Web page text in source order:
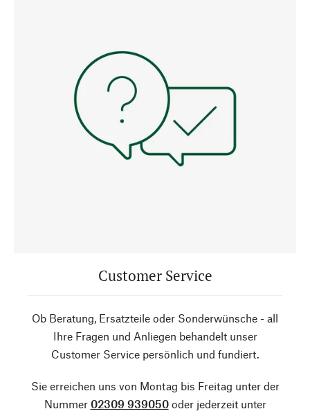
Customer Service
Ob Beratung, Ersatzteile oder Sonderwünsche - all
Ihre Fragen und Anliegen behandelt unser
Customer Service persönlich und fundiert.
Sie erreichen uns von Montag bis Freitag unter der
Nummer 02309 939050oder jederzeit unter